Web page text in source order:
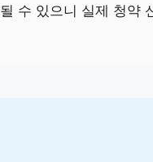
수 있으니 실제 청약